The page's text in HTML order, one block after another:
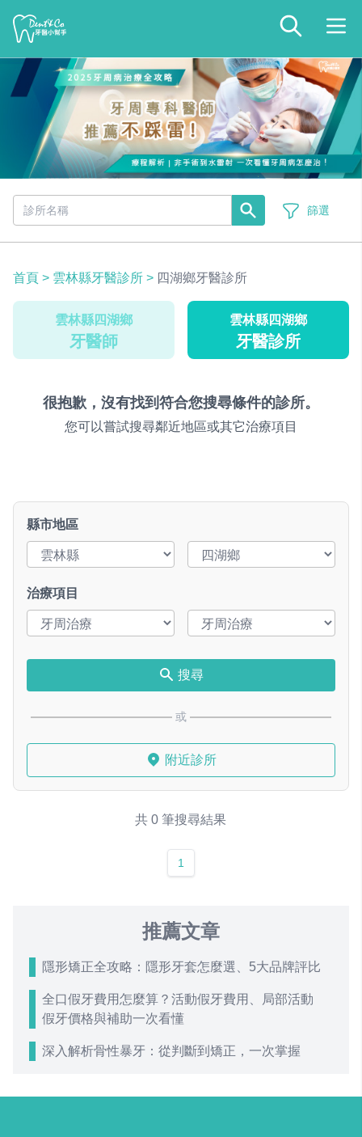
篩選
首頁 > 雲林縣牙醫診所 > 四湖鄉牙醫診所
雲林縣四湖鄉
牙醫師
雲林縣四湖鄉
牙醫診所
很抱歉，沒有找到符合您搜尋條件的診所。
您可以嘗試搜尋鄰近地區或其它治療項目
縣市地區
治療項目
搜尋
或
附近診所
共 0 筆搜尋結果
1
推薦文章
隱形矯正全攻略：隱形牙套怎麼選、5大品牌評比
全口假牙費用怎麼算？活動假牙費用、局部活動
假牙價格與補助一次看懂
深入解析骨性暴牙：從判斷到矯正，一次掌握